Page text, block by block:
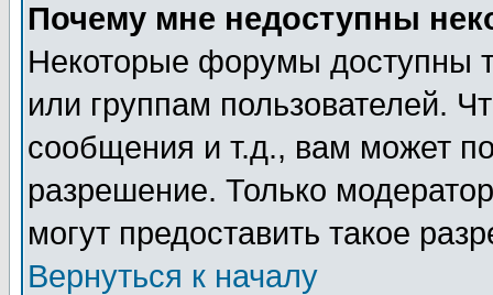
Почему мне недоступны
Некоторые форумы доступны
или группам пользователей.
сообщения и т.д., вам может
разрешение. Только
могут предоставить такое
Вернуться к началу